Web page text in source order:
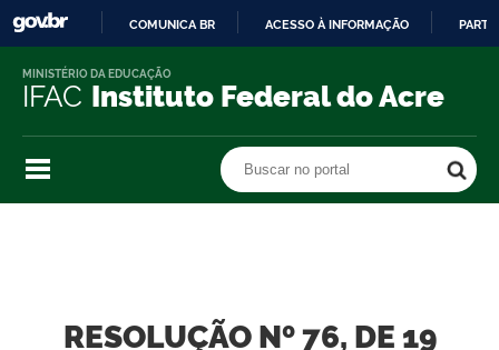
O
COMUNICA BR ACESSO À INFORMAÇÃO
IFAC Instituto Federal do Acre
MINISTÉRIO DA EDUCAÇÃO
Buscar no portal
RESOLUÇÃO Nº 76, DE 19